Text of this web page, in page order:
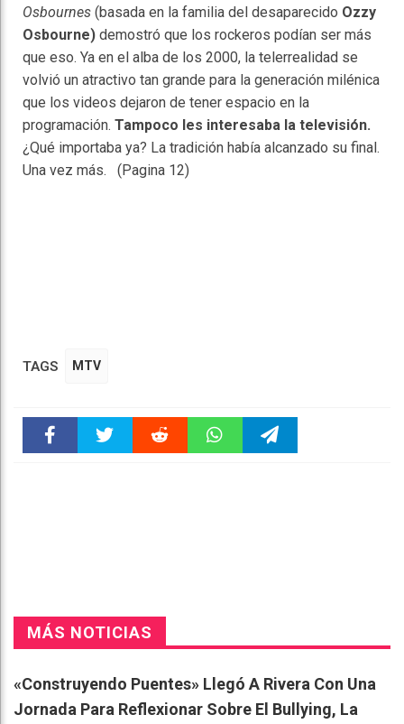
Osbournes (basada en la familia del desaparecido Ozzy
Osbourne) demostró que los rockeros podían ser más
que eso. Ya en el alba de los 2000, la telerrealidad se
volvió un atractivo tan grande para la generación milénica
que los videos dejaron de tener espacio en la
programación. Tampoco les interesaba la televisión.
¿Qué importaba ya? La tradición había alcanzado su final.
Una vez más. (Pagina 12)
TAGS MTV
MÁS NOTICIAS
«Construyendo Puentes» Llegó A Rivera Con Una
Jornada Para Reflexionar Sobre El Bullying, La